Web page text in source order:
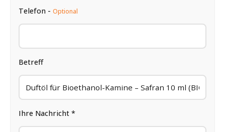
Telefon - Optional
Betreff
Ihre Nachricht *